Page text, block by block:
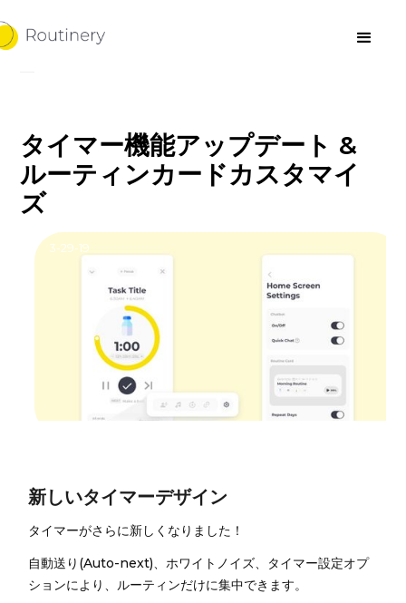
タイマー機能アップデート &
ルーティンカードカスタマイ
ズ
3-29-19
新しいタイマーデザイン
タイマーがさらに新しくなりました！
自動送り(Auto-next)、ホワイトノイズ、タイマー設定オプ
ションにより、ルーティンだけに集中できます。